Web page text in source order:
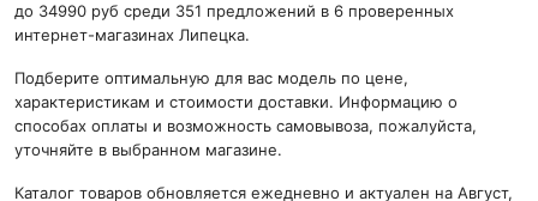
до 34990 руб среди 351 предложений в 6 проверенных
интернет-магазинах Липецка.
Подберите оптимальную для вас модель по цене,
характеристикам и стоимости доставки. Информацию о
способах оплаты и возможность самовывоза, пожалуйста,
уточняйте в выбранном магазине.
Каталог товаров обновляется ежедневно и актуален на Август,